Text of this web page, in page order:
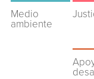
Medio
ambiente